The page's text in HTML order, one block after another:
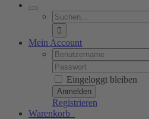
Suche
nach:
Mein Account
Username:
Password:
Eingeloggt bleiben
Registrieren
Warenkorb